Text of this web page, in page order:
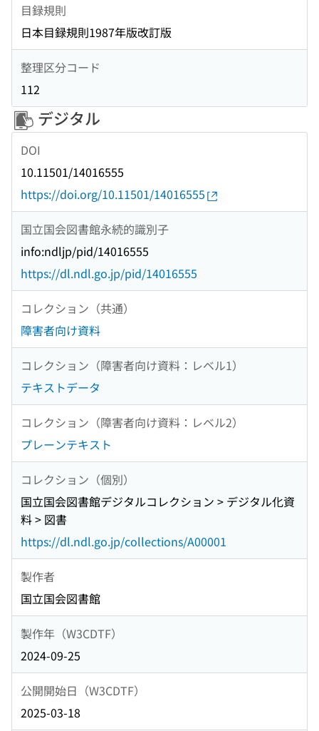
目録規則
日本目録規則1987年版改訂版
整理区分コード
112
デジタル
DOI
10.11501/14016555
https://doi.org/10.11501/14016555
国立国会図書館永続的識別子
info:ndljp/pid/14016555
https://dl.ndl.go.jp/pid/14016555
コレクション（共通）
障害者向け資料
コレクション（障害者向け資料：レベル1）
テキストデータ
コレクション（障害者向け資料：レベル2）
プレーンテキスト
コレクション（個別）
国立国会図書館デジタルコレクション > デジタル化資
料 > 図書
https://dl.ndl.go.jp/collections/A00001
製作者
国立国会図書館
製作年（W3CDTF）
2024-09-25
公開開始日（W3CDTF）
2025-03-18